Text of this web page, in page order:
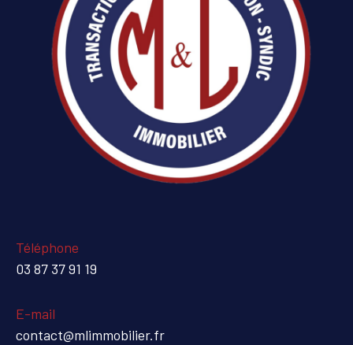
Téléphone
03 87 37 91 19
E-mail
contact@mlimmobilier.fr